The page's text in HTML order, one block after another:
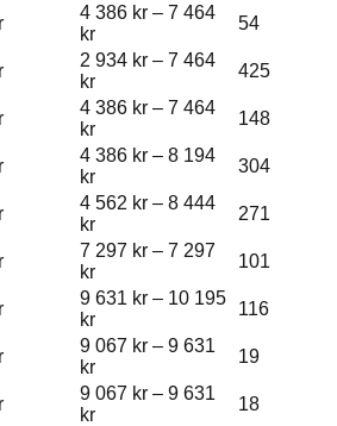
4 386 kr – 7 464
kr
54
2 934 kr – 7 464
kr
425
4 386 kr – 7 464
kr
148
4 386 kr – 8 194
kr
304
4 562 kr – 8 444
kr
271
7 297 kr – 7 297
kr
101
9 631 kr – 10 195
kr
116
9 067 kr – 9 631
kr
19
9 067 kr – 9 631
kr
18